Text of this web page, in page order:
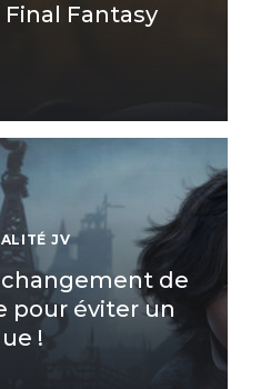
Final Fantasy
JV
changement de
pour éviter un
!